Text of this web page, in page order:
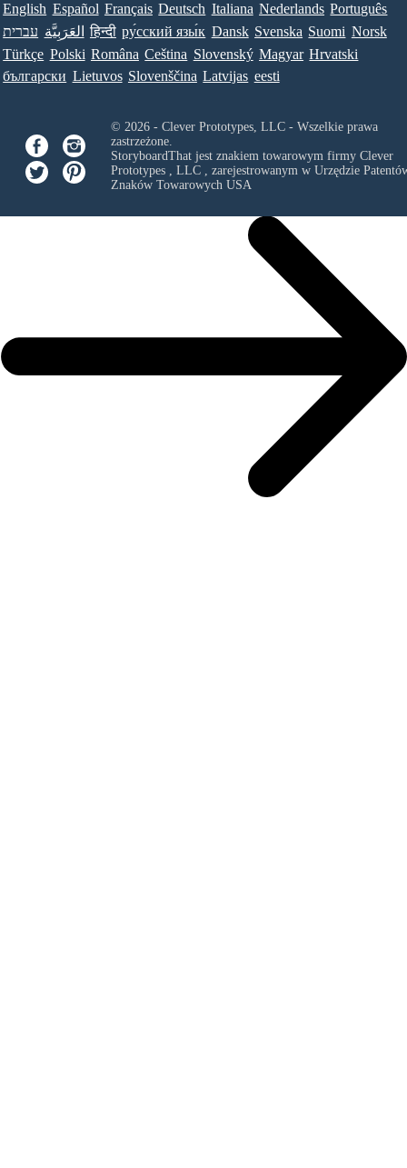
English Español Français Deutsch Italiana Nederlands Português
עברית العَرَبِيَّة हिन्दी ру́сский язы́к Dansk Svenska Suomi Norsk
Türkçe Polski Româna Ceština Slovenský Magyar Hrvatski
български Lietuvos Slovenščina Latvijas eesti
© 2026 - Clever Prototypes, LLC - Wszelkie prawa
zastrzeżone.
StoryboardThat jest znakiem towarowym firmy Clever
Prototypes , LLC, zarejestrowanym w Urzędzie
Znaków Towarowych USA